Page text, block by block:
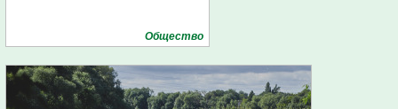
Общество